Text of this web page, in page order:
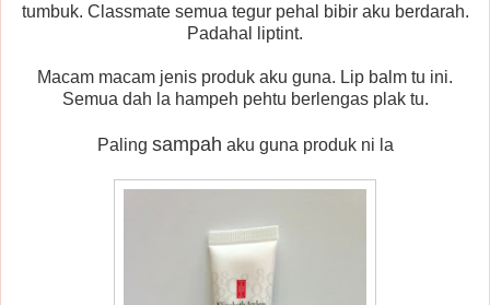
tumbuk. Classmate semua tegur pehal bibir aku berdarah.
Padahal liptint.
Macam macam jenis produk aku guna. Lip balm tu ini.
Semua dah la hampeh pehtu berlengas plak tu.
Paling sampah aku guna produk ni la